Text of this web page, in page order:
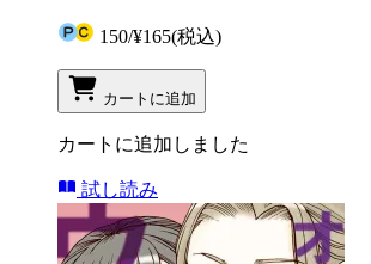
150/¥165(税込)
カートに追加
カートに追加しました
試し読み